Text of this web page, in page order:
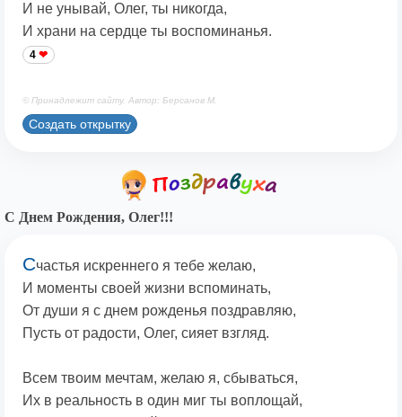
И не унывай, Олег, ты никогда,
И храни на сердце ты воспоминанья.
4
© Принадлежит сайту. Автор: Берсанов М.
Создать открытку
С Днем Рождения, Олег!!!
Счастья искреннего я тебе желаю,
И моменты своей жизни вспоминать,
От души я с днем рожденья поздравляю,
Пусть от радости, Олег, сияет взгляд.
Всем твоим мечтам, желаю я, сбываться,
Их в реальность в один миг ты воплощай,